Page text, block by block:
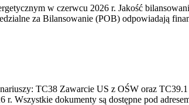
w czerwcu 2026 r. Jakość
za Bilansowanie (POB) odpowiadają
TC38 Zawarcie US z OŚW oraz
Wszystkie dokumenty są dostępne pod